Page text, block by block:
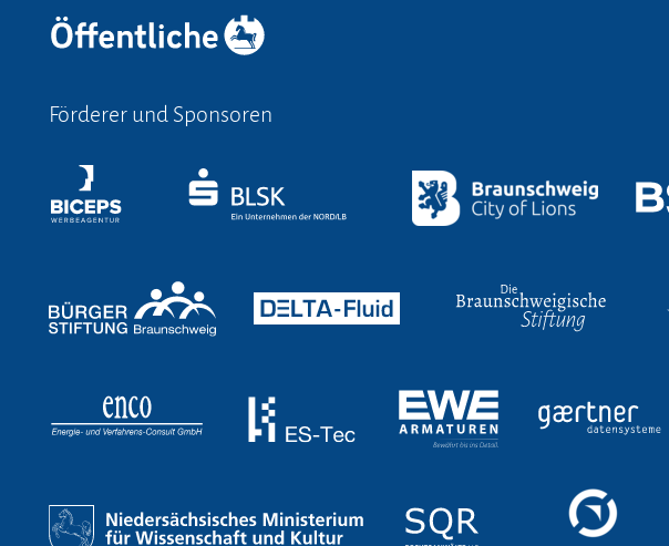
Förderer und Sponsoren